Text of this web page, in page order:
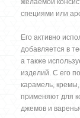
специями или
Его активно
добавляется в
а также
изделий. С его
карамель,
применяют для
джемов и